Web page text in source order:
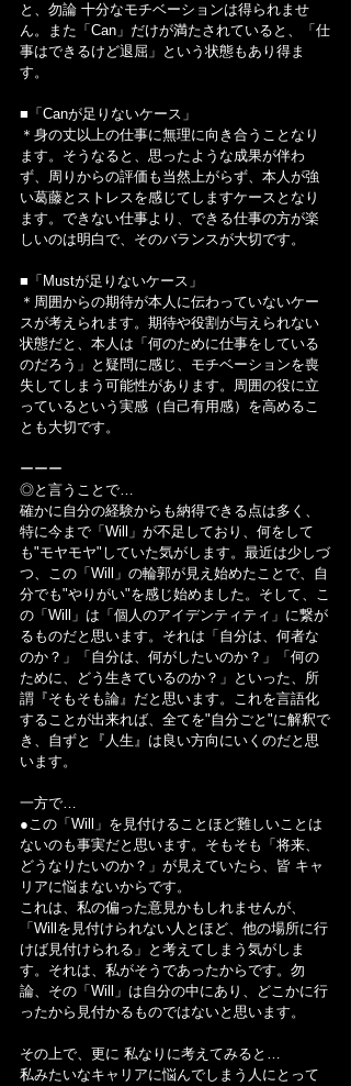
と、勿論 十分なモチベーションは得られませ
ん。また「Can」だけが満たされていると、「仕
事はできるけど退屈」という状態もあり得ま
す。
■「Canが足りないケース」
＊身の丈以上の仕事に無理に向き合うことなり
ます。そうなると、思ったような成果が伴わ
ず、周りからの評価も当然上がらず、本人が強
い葛藤とストレスを感じてしますケースとなり
ます。できない仕事より、できる仕事の方が楽
しいのは明白で、そのバランスが大切です。
■「Mustが足りないケース」
＊周囲からの期待が本人に伝わっていないケー
スが考えられます。期待や役割が与えられない
状態だと、本人は「何のために仕事をしている
のだろう」と疑問に感じ、モチベーションを喪
失してしまう可能性があります。周囲の役に立
っているという実感（自己有用感）を高めるこ
とも大切です。
ーーー
◎と言うことで…
確かに自分の経験からも納得できる点は多く、
特に今まで「Will」が不足しており、何をして
も"モヤモヤ"していた気がします。最近は少しづ
つ、この「Will」の輪郭が見え始めたことで、自
分でも"やりがい"を感じ始めました。そして、こ
の「Will」は「個人のアイデンティティ」に繋が
るものだと思います。それは「自分は、何者な
のか？」「自分は、何がしたいのか？」「何の
ために、どう生きているのか？」といった、所
謂『そもそも論』だと思います。これを言語化
することが出来れば、全てを"自分ごと"に解釈で
き、自ずと『人生』は良い方向にいくのだと思
います。
一方で…
●この「Will」を見付けることほど難しいことは
ないのも事実だと思います。そもそも「将来、
どうなりたいのか？」が見えていたら、皆 キャ
リアに悩まないからです。
これは、私の偏った意見かもしれませんが、
「Willを見付けられない人とほど、他の場所に行
けば見付けられる」と考えてしまう気がしま
す。それは、私がそうであったからです。勿
論、その「Will」は自分の中にあり、どこかに行
ったから見付かるものではないと思います。
その上で、更に 私なりに考えてみると…
私みたいなキャリアに悩んでしまう人にとって